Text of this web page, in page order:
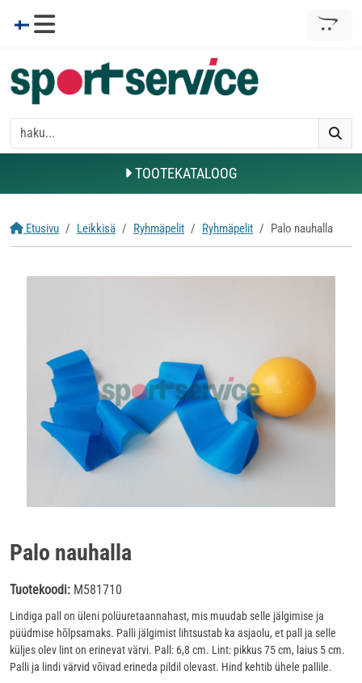
TOOTEKATALOOG
Etusivu Leikkisä Ryhmäpelit Ryhmäpelit Palo nauhalla
Palo nauhalla
Tuotekoodi: M581710
Lindiga pall on üleni polüuretaannahast, mis muudab selle jälgimise ja
püüdmise hõlpsamaks. Palli jälgimist lihtsustab ka asjaolu, et pall ja selle
küljes olev lint on erinevat värvi. Pall: 6,8 cm. Lint: pikkus 75 cm, laius 5 cm.
Palli ja lindi värvid võivad erineda pildil olevast. Hind kehtib ühele pallile.